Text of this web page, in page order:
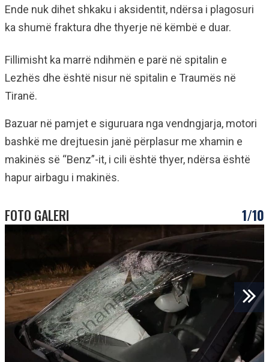
Ende nuk dihet shkaku i aksidentit, ndërsa i plagosuri
ka shumë fraktura dhe thyerje në këmbë e duar.
Fillimisht ka marrë ndihmën e parë në spitalin e
Lezhës dhe është nisur në spitalin e Traumës në
Tiranë.
Bazuar në pamjet e siguruara nga vendngjarja, motori
bashkë me drejtuesin janë përplasur me xhamin e
makinës së “Benz”-it, i cili është thyer, ndërsa është
hapur airbagu i makinës.
FOTO GALERI 1/10